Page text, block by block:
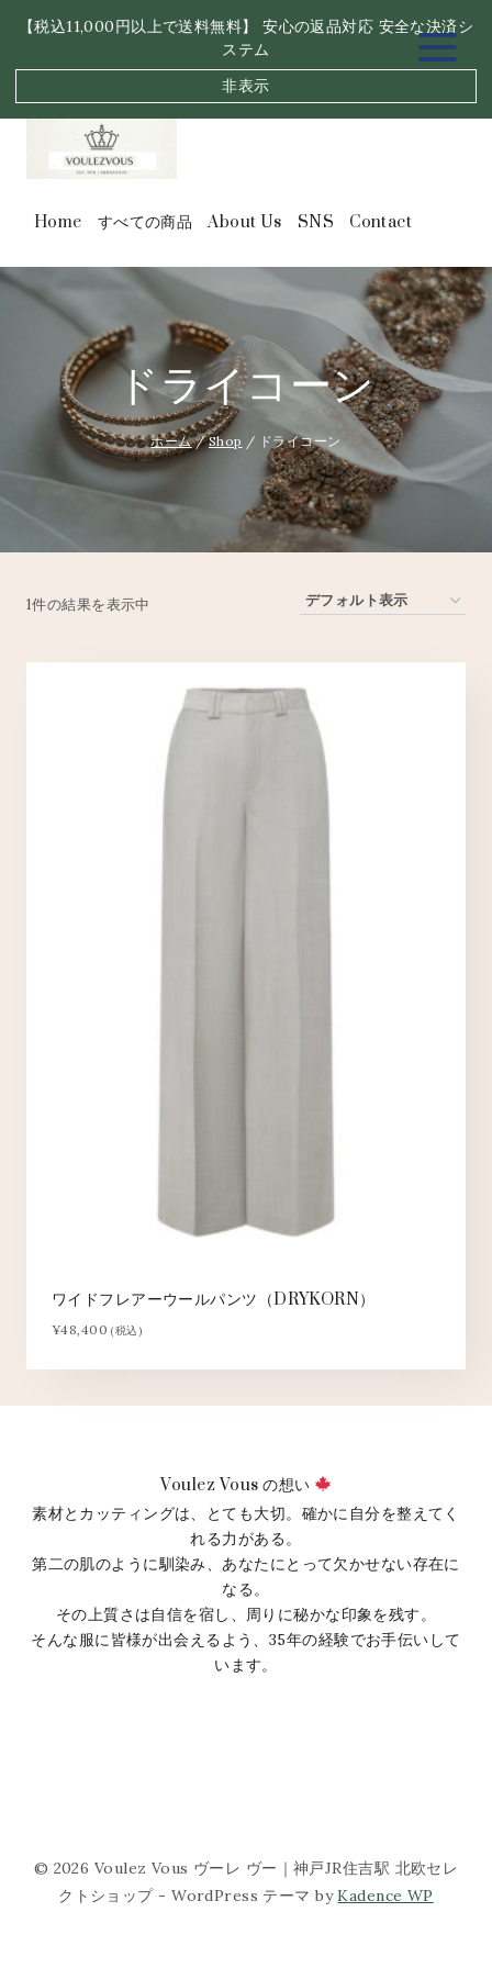
ッ
【税込11,000円以上で送料無料】 安心の返品対応 安全な決済シ
ステム
非表示
Home すべての商品 About Us SNS Contact
ドライコーン
ホーム / Shop / ドライコーン
1件の結果を表示中
ワイドフレアーウールパンツ（DRYKORN）
¥48,400 (税込)
Voulez Vous の想い
素材とカッティングは、とても大切。確かに自分を整えてく
れる力がある。
第二の肌のように馴染み、あなたにとって欠かせない存在に
なる。
その上質さは自信を宿し、周りに秘かな印象を残す。
そんな服に皆様が出会えるよう、35年の経験でお手伝いして
います。
© 2026 Voulez Vous ヴーレ ヴー｜神戸JR住吉駅 北欧セレ
クトショップ - WordPress テーマ byKadence WP